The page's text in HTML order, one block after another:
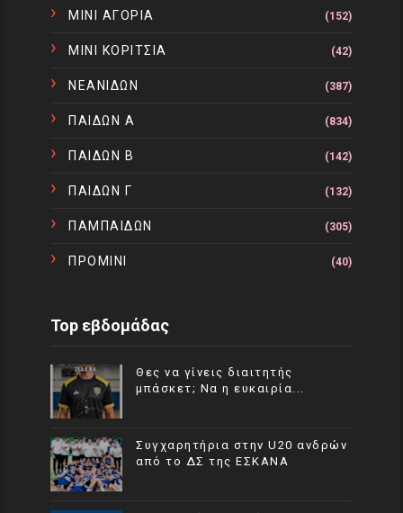
ΜΙΝΙ ΑΓΟΡΙΑ (152)
ΜΙΝΙ ΚΟΡΙΤΣΙΑ (42)
ΝΕΑΝΙΔΩΝ (387)
ΠΑΙΔΩΝ Α (834)
ΠΑΙΔΩΝ Β (142)
ΠΑΙΔΩΝ Γ (132)
ΠΑΜΠΑΙΔΩΝ (305)
ΠΡΟΜΙΝΙ (40)
Top εβδομάδας
Θες να γίνεις διαιτητής
μπάσκετ; Να η ευκαιρία...
Συγχαρητήρια στην U20 ανδρών
από το ΔΣ της ΕΣΚΑΝΑ